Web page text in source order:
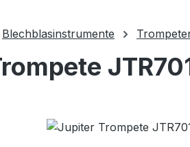
Blechblasinstrumente